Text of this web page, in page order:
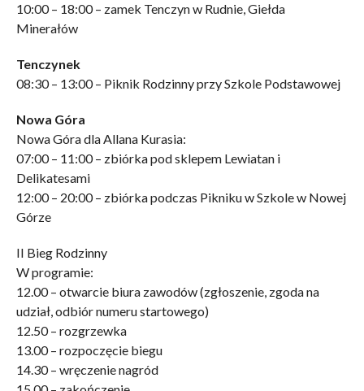
10:00 – 18:00 – zamek Tenczyn w Rudnie, Giełda
Minerałów
Tenczynek
08:30 – 13:00 – Piknik Rodzinny przy Szkole Podstawowej
Nowa Góra
Nowa Góra dla Allana Kurasia:
07:00 – 11:00 – zbiórka pod sklepem Lewiatan i
Delikatesami
12:00 – 20:00 – zbiórka podczas Pikniku w Szkole w Nowej
Górze
II Bieg Rodzinny
W programie:
12.00 – otwarcie biura zawodów (zgłoszenie, zgoda na
udział, odbiór numeru startowego)
12.50 – rozgrzewka
13.00 – rozpoczęcie biegu
14.30 – wręczenie nagród